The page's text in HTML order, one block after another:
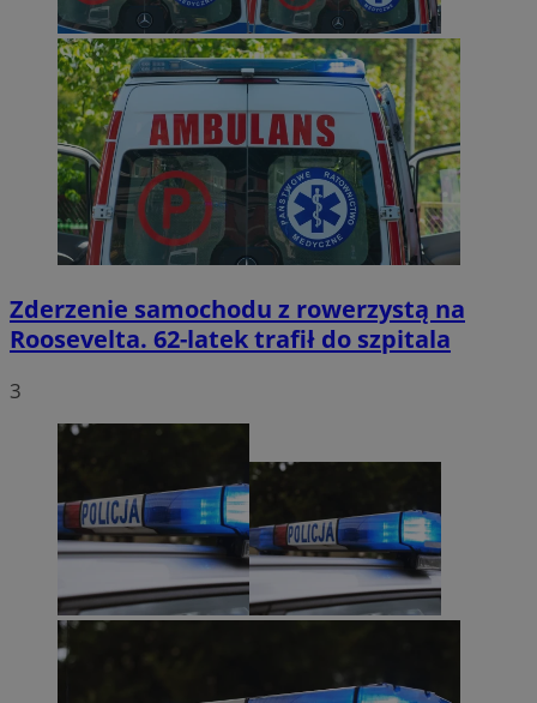
Zderzenie samochodu z rowerzystą na
Roosevelta. 62-latek trafił do szpitala
3